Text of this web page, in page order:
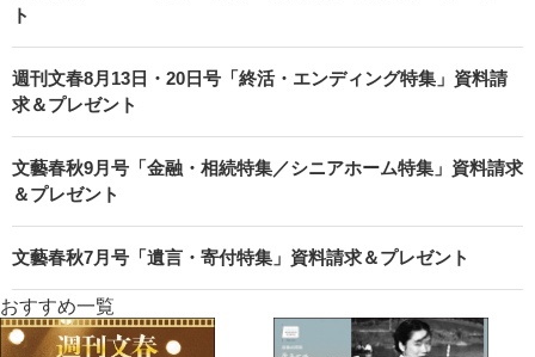
ト
週刊文春8月13日・20日号「終活・エンディング特集」資料請
求＆プレゼント
文藝春秋9月号「金融・相続特集／シニアホーム特集」資料請求
＆プレゼント
文藝春秋7月号「遺言・寄付特集」資料請求＆プレゼント
おすすめ一覧